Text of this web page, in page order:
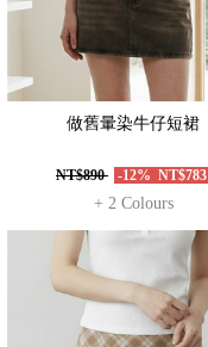
做舊暈染牛仔短裙
NT$890 -12% NT$783
+ 2 Colours